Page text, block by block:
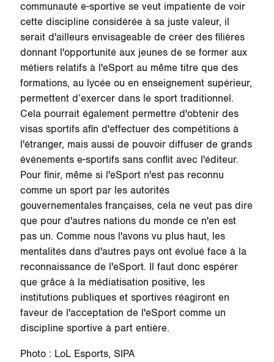
communauté e-sportive se veut impatiente de voir
cette discipline considérée à sa juste valeur, il
serait d'ailleurs envisageable de créer des filières
donnant l'opportunité aux jeunes de se former aux
métiers relatifs à l'eSport au même titre que des
formations, au lycée ou en enseignement supérieur,
permettent d’exercer dans le sport traditionnel.
Cela pourrait également permettre d'obtenir des
visas sportifs afin d'effectuer des compétitions à
l'étranger, mais aussi de pouvoir diffuser de grands
événements e-sportifs sans conflit avec l'éditeur.
Pour finir, même si l'eSport n'est pas reconnu
comme un sport par les autorités
gouvernementales françaises, cela ne veut pas dire
que pour d'autres nations du monde ce n'en est
pas un. Comme nous l'avons vu plus haut, les
mentalités dans d'autres pays ont évolué face à la
reconnaissance de l'eSport. Il faut donc espérer
que grâce à la médiatisation positive, les
institutions publiques et sportives réagiront en
faveur de l'acceptation de l'eSport comme un
discipline sportive à part entière.
Photo : LoL Esports, SIPA